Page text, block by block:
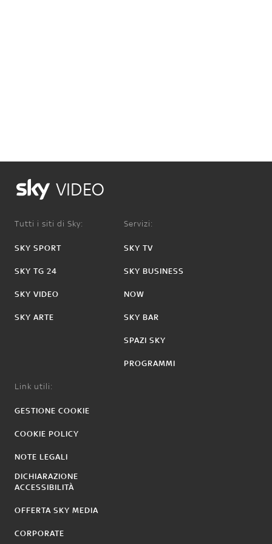
VIDEO
Tutti i siti di Sky:
SKY SPORT
SKY TG 24
SKY VIDEO
SKY ARTE
Servizi:
SKY TV
SKY BUSINESS
NOW
SKY BAR
SPAZI SKY
PROGRAMMI
Link utili:
GESTIONE COOKIE
COOKIE POLICY
NOTE LEGALI
DICHIARAZIONE
ACCESSIBILITÀ
OFFERTA SKY MEDIA
CORPORATE